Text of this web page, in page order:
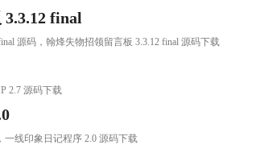
final
源码，翰烽失物招领留言板 3.3.12 final 源码下载
2.7 源码下载
一线印象日记程序 2.0 源码下载